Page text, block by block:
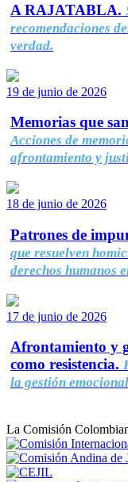
A RAJATABLA.
recomendaciones
verdad.
19 de junio de 2026
Memorias que
Acciones de
afrontamiento y
18 de junio de 2026
Patrones de
que resuelven
derechos humanos
17 de junio de 2026
Afrontamiento y
como resistencia.
la gestión
La Comisión